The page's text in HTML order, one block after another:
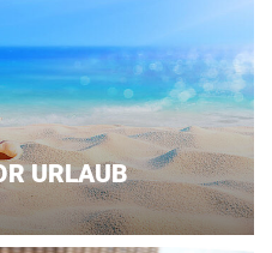
URLAUB